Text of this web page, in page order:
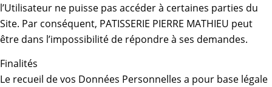
l’Utilisateur ne puisse pas accéder à certaines parties du
Site. Par conséquent, PATISSERIE PIERRE MATHIEU peut
être dans l’impossibilité de répondre à ses demandes.
Finalités
Le recueil de vos Données Personnelles a pour base légale